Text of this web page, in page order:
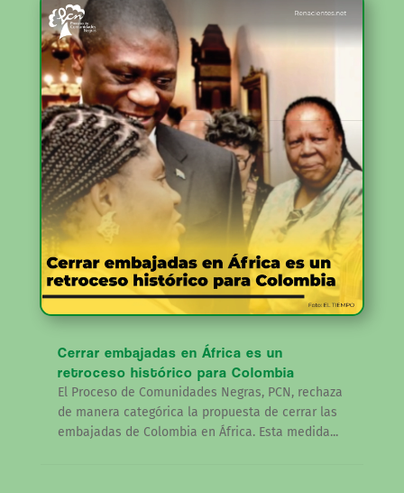
Cerrar embajadas en África es un
retroceso histórico para Colombia
El Proceso de Comunidades Negras, PCN, rechaza
de manera categórica la propuesta de cerrar las
embajadas de Colombia en África. Esta medida...